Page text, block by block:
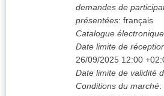
demandes de
présentées: français
Catalogue électronique
Date limite de
26/09/2025 12:00
Date limite de validité
Conditions du marché: